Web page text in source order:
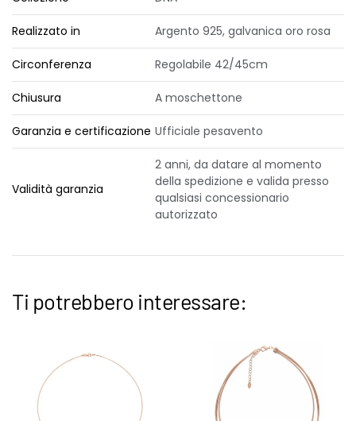
Realizzato in Argento 925, galvanica oro rosa
Circonferenza Regolabile 42/45cm
Chiusura A moschettone
Garanzia e certificazione Ufficiale pesavento
Validità garanzia
2 anni, da datare al momento
della spedizione e valida presso
qualsiasi concessionario
autorizzato
Ti potrebbero interessare: